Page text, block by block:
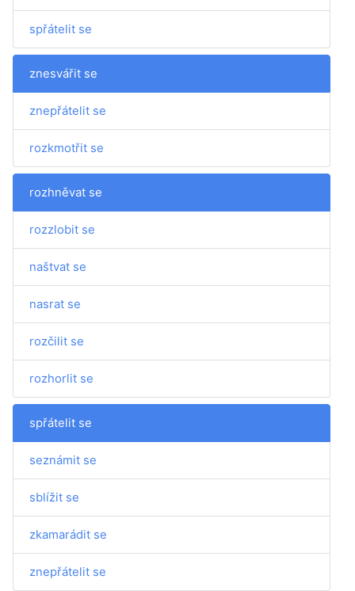
spřátelit se
znesvářit se
znepřátelit se
rozkmotřit se
rozhněvat se
rozzlobit se
naštvat se
nasrat se
rozčilit se
rozhorlit se
spřátelit se
seznámit se
sblížit se
zkamarádit se
znepřátelit se